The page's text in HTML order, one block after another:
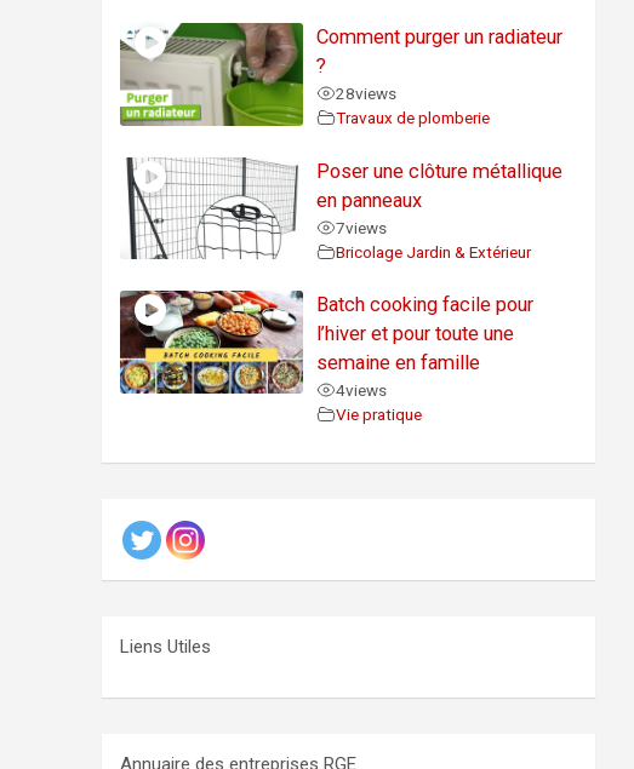
Comment purger un radiateur
?
28views
Travaux de plomberie
Poser une clôture métallique
en panneaux
7views
Bricolage Jardin & Extérieur
Batch cooking facile pour
l’hiver et pour toute une
semaine en famille
4views
Vie pratique
Liens Utiles
Annuaire des entreprises RGE